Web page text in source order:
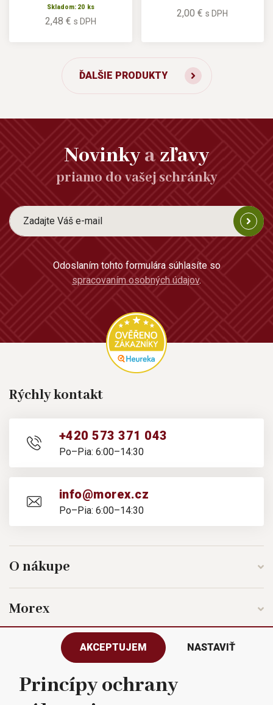
Skladom: 20 ks
2,48 € s DPH
2,00 €s DPH
ĎALŠIE PRODUKTY
Novinkyazľavy
priamo do vašej schránky
Odoslaním tohto formulára súhlasíte so
spracovaním osobných údajov.
Rýchly kontakt
+420 573 371 043
Po–Pia: 6:00–14:30
info@morex.cz
Po–Pia: 6:00–14:30
O nákupe
Morex
Sledujte nás
AKCEPTUJEM NASTAVIŤ
Princípy ochrany